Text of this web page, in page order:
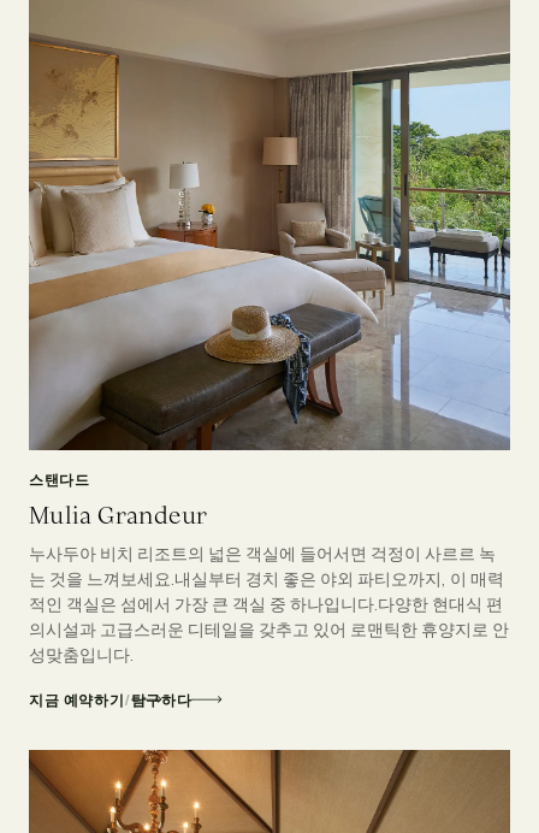
스탠다드
Mulia Grandeur
누사두아 비치 리조트의 넓은 객실에 들어서면 걱정이 사르르 녹
는 것을 느껴보세요.내실부터 경치 좋은 야외 파티오까지, 이 매력
적인 객실은 섬에서 가장 큰 객실 중 하나입니다.다양한 현대식 편
의시설과 고급스러운 디테일을 갖추고 있어 로맨틱한 휴양지로 안
성맞춤입니다.
지금 예약하기/탐구하다